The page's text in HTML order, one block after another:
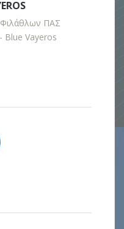
ΠΑΣ
Blue Vayeros